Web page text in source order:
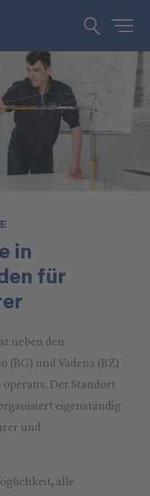
in
für
neben den
(BG) und Vadena (BZ)
Der Standort
eigenständig
und
alle